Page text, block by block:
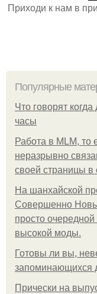
Приходи к нам в
Популярные
Что говорят
часы
Работа в MLM, то
неразрывно
своей страницы в
На шанхайской
Совершенно
просто
высокой моды.
Готовы ли вы,
запоминающихся
Прически на